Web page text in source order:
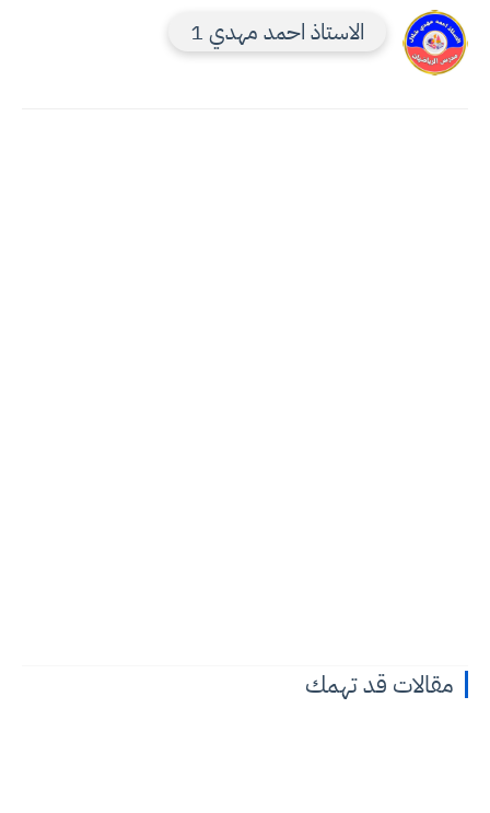
الاستاذ احمد مهدي 1
مقالات قد تهمك